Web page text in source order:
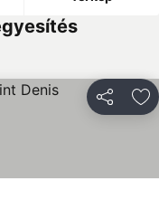
megjelenítése